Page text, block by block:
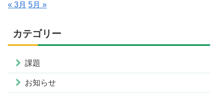
« 3月 5月 »
カテゴリー
課題
お知らせ